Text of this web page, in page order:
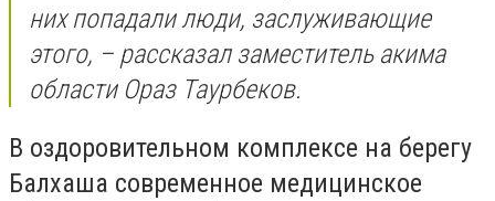
них попадали люди, заслуживающие
этого, – рассказал заместитель акима
области Ораз Таурбеков.
В оздоровительном комплексе на берегу
Балхаша современное медицинское